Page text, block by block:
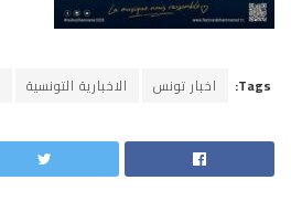
Tags: اخبار تونس الاخبارية التونسية